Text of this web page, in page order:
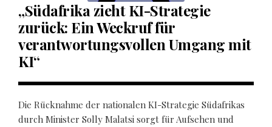
„Südafrika zieht KI-Strategie
zurück: Ein Weckruf für
verantwortungsvollen Umgang mit
KI“
Die Rücknahme der nationalen KI-Strategie Südafrikas
durch Minister Solly Malatsi sorgt für Aufsehen und